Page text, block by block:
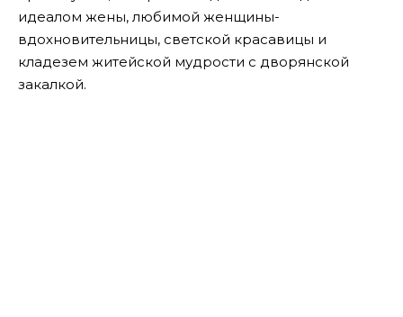
идеалом жены, любимой женщины-
вдохновительницы, светской красавицы и
кладезем житейской мудрости с дворянской
закалкой.